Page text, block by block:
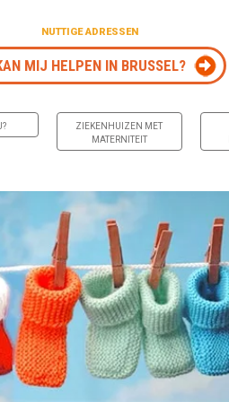
NUTTIGE ADRESSEN
MIJ HELPEN IN BRUSSEL?
ZIEKENHUIZEN MET
MATERNITEIT